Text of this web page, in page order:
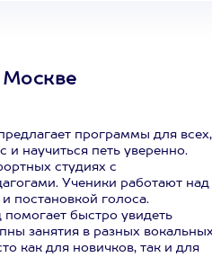
программы для всех,
и научиться петь уверенно.
студиях с
Ученики работают над
постановкой голоса.
быстро увидеть
занятия в разных
как для новичков, так и для